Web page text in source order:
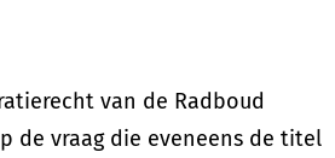
van de Radboud
de vraag die eveneens de titel